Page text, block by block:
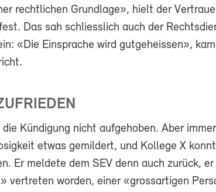
rechtlichen Grundlage», hielt der
Das sah schliesslich auch der
«Die Einsprache wird gutgeheissen»,
Kündigung nicht aufgehoben. Aber
etwas gemildert, und Kollege X
Er meldete dem SEV denn auch zurück,
vertreten worden, einer «grossartigen